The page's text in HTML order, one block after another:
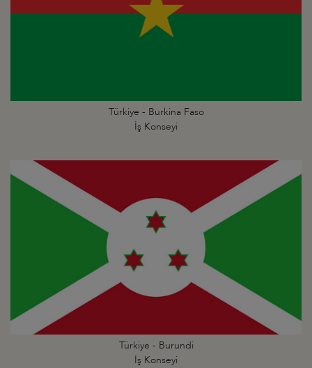
Türkiye - Burkina Faso
İş Konseyi
Türkiye - Burundi
İş Konseyi